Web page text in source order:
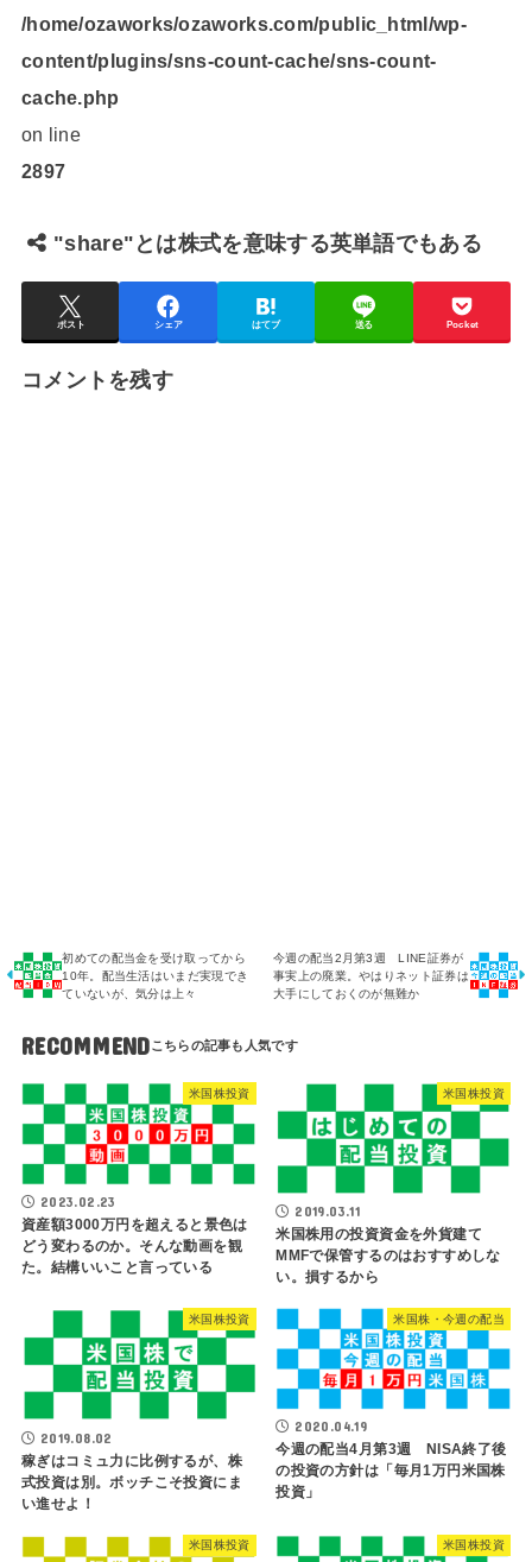
/home/ozaworks/ozaworks.com/public_html/wp-
content/plugins/sns-count-cache/sns-count-
cache.php
on line
2897
"share"とは株式を意味する英単語でもある
ポスト シェア はてブ 送る Pocket
コメントを残す
初めての配当金を受け取ってから
10年。配当生活はいまだ実現でき
ていないが、気分は上々
今週の配当2月第3週 LINE証券が
事実上の廃業。やはりネット証券は
大手にしておくのが無難か
RECOMMEND
米国株投資
2023.02.23
資産額3000万円を超えると景色は
どう変わるのか。そんな動画を観
た。結構いいこと言っている
米国株投資
2019.03.11
米国株用の投資資金を外貨建て
MMFで保管するのはおすすめしな
い。損するから
米国株投資
2019.08.02
稼ぎはコミュ力に比例するが、株
式投資は別。ボッチこそ投資にま
い進せよ！
米国株・今週の配当
2020.04.19
今週の配当4月第3週 NISA終了後
の投資の方針は「毎月1万円米国株
投資」
米国株投資 米国株投資